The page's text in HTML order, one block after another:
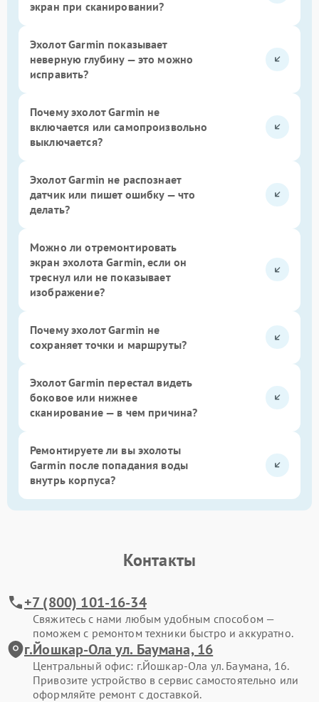
экран при сканировании?
Эхолот Garmin показывает
неверную глубину — это можно
исправить?
Почему эхолот Garmin не
включается или самопроизвольно
выключается?
Эхолот Garmin не распознает
датчик или пишет ошибку — что
делать?
Можно ли отремонтировать
экран эхолота Garmin, если он
треснул или не показывает
изображение?
Почему эхолот Garmin не
сохраняет точки и маршруты?
Эхолот Garmin перестал видеть
боковое или нижнее
сканирование — в чем причина?
Ремонтируете ли вы эхолоты
Garmin после попадания воды
внутрь корпуса?
Контакты
+7 (800) 101-16-34
Свяжитесь с нами любым удобным способом —
поможем с ремонтом техники быстро и аккуратно.
г.Йошкар-Ола ул. Баумана, 16
Центральный офис: г.Йошкар-Ола ул. Баумана, 16.
Привозите устройство в сервис самостоятельно или
оформляйте ремонт с доставкой.